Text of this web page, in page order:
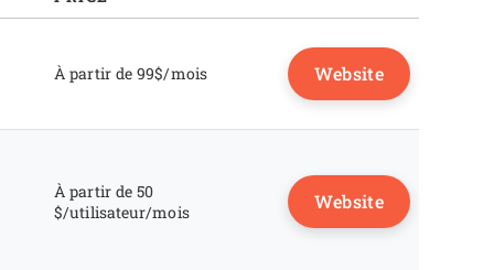
À partir de 99$/mois Website
À partir de 50
$/utilisateur/mois
Website